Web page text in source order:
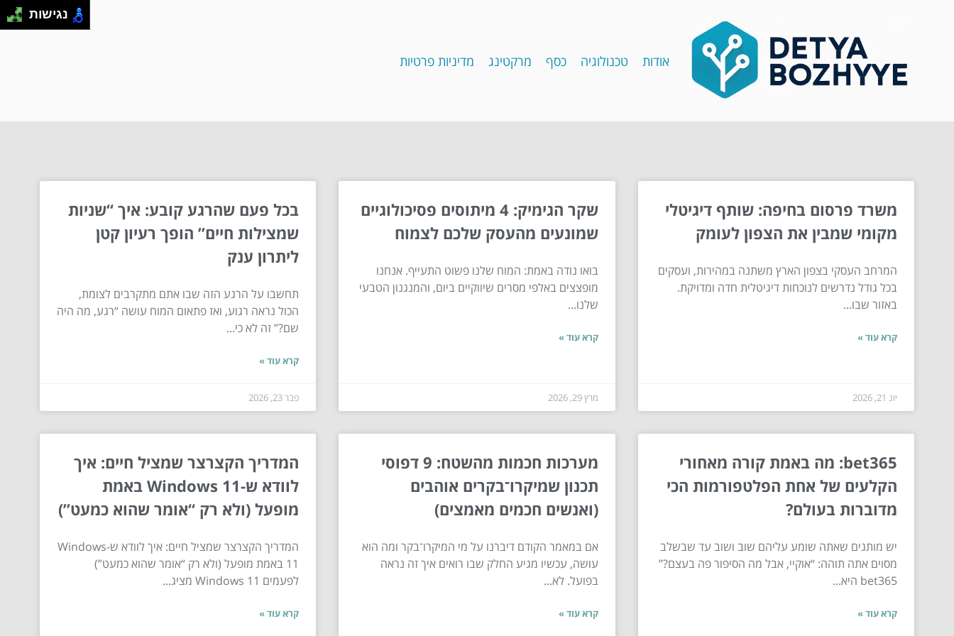
אודות טכנולוגיה כסף מרקטינג מדיניות פרטיות
משרד פרסום בחיפה: שותף דיגיטלי
מקומי שמבין את הצפון לעומק
המרחב העסקי בצפון הארץ משתנה במהירות, ועסקים
בכל גודל נדרשים לנוכחות דיגיטלית חדה ומדויקת.
באזור שבו...
קרא עוד »
יונ 21, 2026
שקר הגימיק: 4 מיתוסים פסיכולוגיים
שמונעים מהעסק שלכם לצמוח
בואו נודה באמת: המוח שלנו פשוט התעייף. אנחנו
מופצצים באלפי מסרים שיווקיים ביום, והמנגנון הטבעי
שלנו...
קרא עוד »
מרץ 29, 2026
בכל פעם שהרגע קובע: איך “שניות
שמצילות חיים” הופך רעיון קטן
ליתרון ענק
תחשבו על הרגע הזה שבו אתם מתקרבים לצומת,
הכול נראה רגוע, ואז פתאום המוח עושה “רגע, מה היה
שם?” זה לא כי...
קרא עוד »
פבר 23, 2026
bet365: מה באמת קורה מאחורי
הקלעים של אחת הפלטפורמות הכי
מדוברות בעולם?
יש מותגים שאתה שומע עליהם שוב ושוב עד שבשלב
מסוים אתה תוהה: “אוקיי, אבל מה הסיפור פה בעצם?”
bet365 היא...
קרא עוד »
מערכות חכמות מהשטח: 9 דפוסי
תכנון שמיקרו־בקרים אוהבים
(ואנשים חכמים מאמצים)
אם במאמר הקודם דיברנו על מי המיקרו־בקר ומה הוא
עושה, עכשיו מגיע החלק שבו רואים איך זה נראה
בפועל. לא...
קרא עוד »
המדריך הקצרצר שמציל חיים: איך
לוודא ש-Windows 11 באמת
מופעל (ולא רק “אומר שהוא כמעט”)
המדריך הקצרצר שמציל חיים: איך לוודא ש-Windows
11 באמת מופעל (ולא רק “אומר שהוא כמעט”)
לפעמים Windows 11 מציג...
קרא עוד »
נגישות